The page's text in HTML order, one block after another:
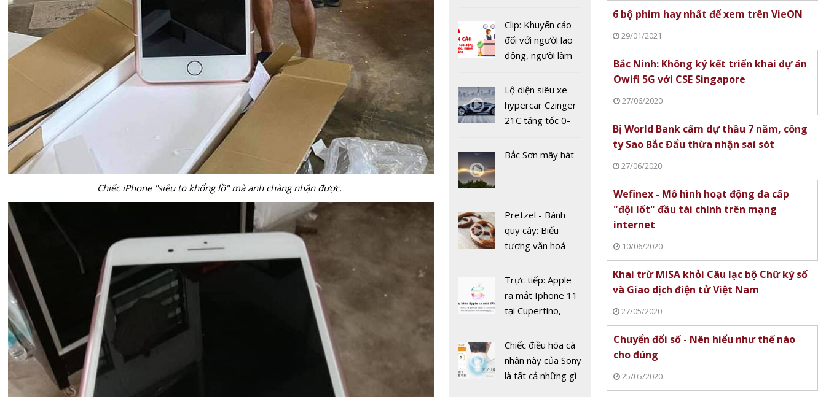
Chiếc iPhone "siêu to khổng lồ" mà anh chàng nhận được.
tuyến - Cuộc đua
mới của các ngành
hàng trong mùa
Một thế lực mới
mạnh, đe dọa
doanh thu quảng
cáo của Google,
Facebook
Clip: Khuyến cáo
đối với người lao
động, người làm
hàng tại khu dịch
vụ trong dịch
Covid-19
Lộ diện siêu xe
hypercar Czinger
21C tăng tốc 0-
2 giây
Bắc Sơn mây hát
Pretzel - Bánh
quy cây: Biểu
tượng văn hoá
tranh cãi về nguồn
gốc
Trực tiếp: Apple
ra mắt Iphone 11
tại Cupertino,
Chiếc điều hòa cá
nhân này của Sony
là tất cả những gì
6 bộ phim hay nhất để xem trên VieON
29/01/2021
Bắc Ninh: Không ký kết triển khai dự án
Owifi 5G với CSE Singapore
27/06/2020
Bị World Bank cấm dự thầu 7 năm, công
ty Sao Bắc Đẩu thừa nhận sai sót
27/06/2020
Wefinex - Mô hình hoạt động đa cấp
"đội lốt" đầu tài chính trên mạng
internet
10/06/2020
Khai trừ MISA khỏi Câu lạc bộ Chữ ký số
và Giao dịch điện tử Việt Nam
27/05/2020
Chuyển đổi số - Nên hiểu như thế nào
cho đúng
25/05/2020